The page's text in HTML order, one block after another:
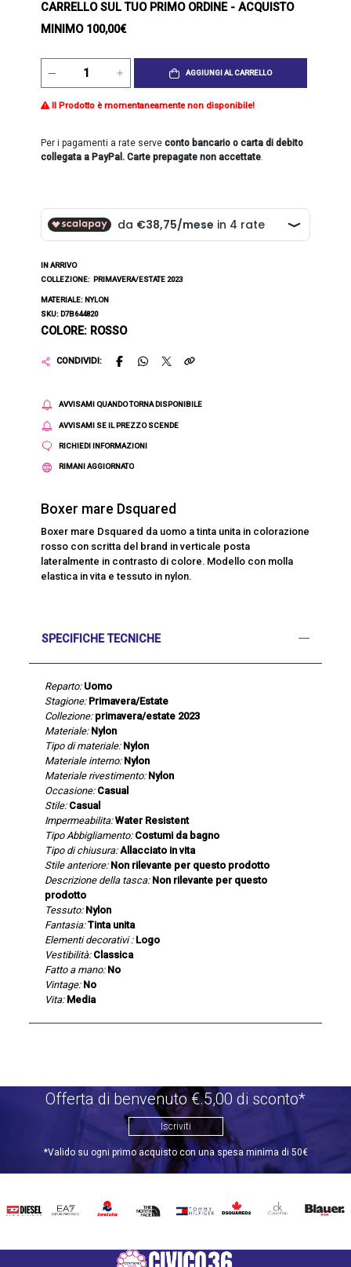
CARRELLO SUL TUO PRIMO ORDINE - ACQUISTO
MINIMO 100,00€
AGGIUNGI AL CARRELLO
Il Prodotto è momentaneamente non disponibile!
Per i pagamenti a rate serveconto bancario o carta di debito
collegata a PayPal. Carte prepagate non accettate.
IN ARRIVO
COLLEZIONE: PRIMAVERA/ESTATE 2023
MATERIALE: NYLON
SKU: D7B644820
COLORE: ROSSO
CONDIVIDI:
AVVISAMI QUANDO TORNA DISPONIBILE
AVVISAMI SE IL PREZZO SCENDE
RICHIEDI INFORMAZIONI
RIMANI AGGIORNATO
Boxer mare Dsquared
Boxer mare Dsquared da uomo a tinta unita in colorazione
rosso con scritta del brand in verticale posta
lateralmente in contrasto di colore. Modello con molla
elastica in vita e tessuto in nylon.
SPECIFICHE TECNICHE
Reparto: Uomo
Stagione: Primavera/Estate
Collezione: primavera/estate 2023
Materiale: Nylon
Tipo di materiale: Nylon
Materiale interno: Nylon
Materiale rivestimento: Nylon
Occasione: Casual
Stile: Casual
Impermeabilita: Water Resistent
Tipo Abbigliamento: Costumi da bagno
Tipo di chiusura: Allacciato in vita
Stile anteriore: Non rilevante per questo prodotto
Descrizione della tasca: Non rilevante per questo
prodotto
Tessuto: Nylon
Fantasia: Tinta unita
Elementi decorativi : Logo
Vestibilità: Classica
Fatto a mano: No
Vintage: No
Vita: Media
Offerta di benvenuto €.5,00 di sconto*
Iscriviti
*Valido su ogni primo acquisto con una spesa minima di 50€
DIESEL EA7 INVICTATHE
TOMMY
DSQUARED2
CALVIN BLAUER